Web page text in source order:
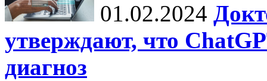
01.02.2024
утверждают, что
диагноз